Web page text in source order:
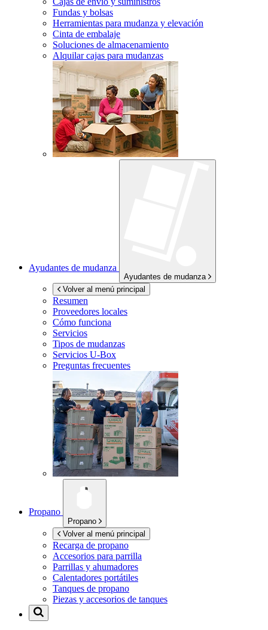
Fundas y bolsas
Herramientas para mudanza y elevación
Cinta de embalaje
Soluciones de almacenamiento
Alquilar cajas para mudanzas
Ayudantes de mudanza
Ayudantes de mudanza
Volver al menú principal
Resumen
Proveedores locales
Cómo funciona
Servicios
Tipos de mudanzas
Servicios U-Box
Preguntas frecuentes
Propano
Propano
Volver al menú principal
Recarga de propano
Accesorios para parrilla
Parrillas y ahumadores
Calentadores portátiles
Tanques de propano
Piezas y accesorios de tanques